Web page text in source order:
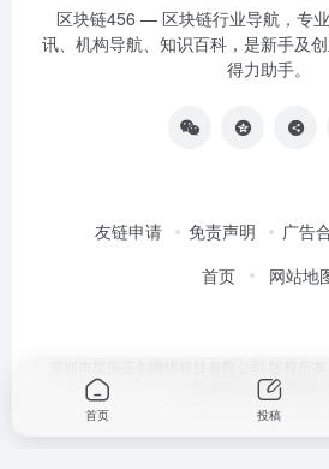
区块链456 — 区块链行业导航，专
讯、机构导航、知识百科，是新手及
得力助手。
友链申请 免责声明 广告
首页
网站地
Designed by区块链
首页 投稿